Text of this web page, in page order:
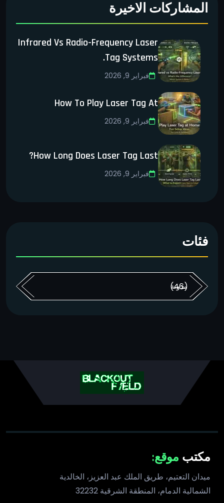
المشاركات الاخيرة
Infrared Vs Radio-Frequency Laser
Tag Systems.
فبراير 9, 2026
How To Play Laser Tag At
فبراير 9, 2026
How Long Does Laser Tag Last?
فبراير 9, 2026
فئات
مدونة
(46)
مكتب موقع:
ميدان التعتيم، طريق الملك عبد العزيز، الخالدية
الشمالية الدمام، المنطقة الشرقية 32232